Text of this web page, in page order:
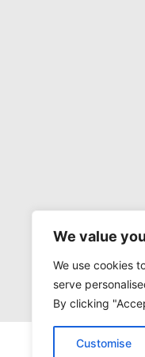
We value
We use cookies
serve
By clicking
Customise